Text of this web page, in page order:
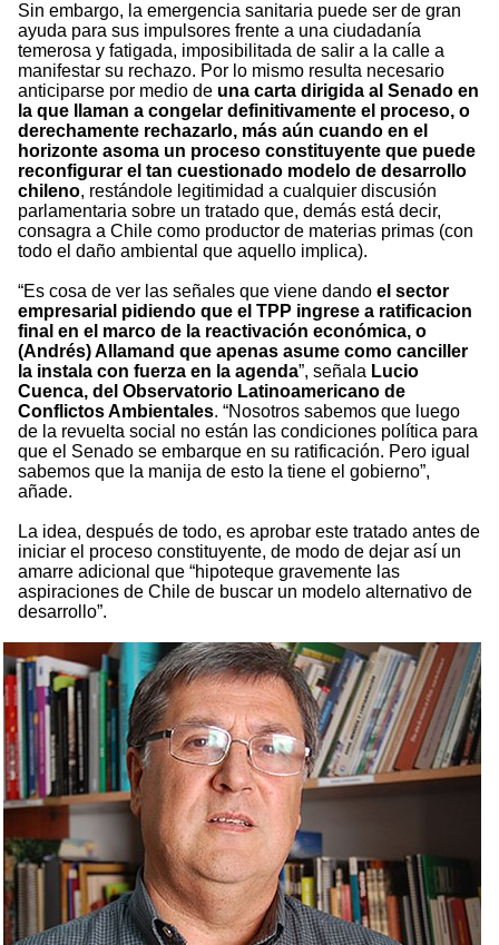
Sin embargo, la emergencia sanitaria puede ser de gran
ayuda para sus impulsores frente a una ciudadanía
temerosa y fatigada, imposibilitada de salir a la calle a
manifestar su rechazo. Por lo mismo resulta necesario
anticiparse por medio de una carta dirigida al Senado en
la que llaman a congelar definitivamente el proceso, o
derechamente rechazarlo, más aún cuando en el
horizonte asoma un proceso constituyente que puede
reconfigurar el tan cuestionado modelo de desarrollo
chileno, restándole legitimidad a cualquier discusión
parlamentaria sobre un tratado que, demás está decir,
consagra a Chile como productor de materias primas (con
todo el daño ambiental que aquello implica).
“Es cosa de ver las señales que viene dando el sector
empresarial pidiendo que el TPP ingrese a ratificacion
final en el marco de la reactivación económica, o
(Andrés) Allamand que apenas asume como canciller
la instala con fuerza en la agenda”, señala Lucio
Cuenca, del Observatorio Latinoamericano de
Conflictos Ambientales. “Nosotros sabemos que luego
de la revuelta social no están las condiciones política para
que el Senado se embarque en su ratificación. Pero igual
sabemos que la manija de esto la tiene el gobierno”,
añade.
La idea, después de todo, es aprobar este tratado antes de
iniciar el proceso constituyente, de modo de dejar así un
amarre adicional que “hipoteque gravemente las
aspiraciones de Chile de buscar un modelo alternativo de
desarrollo”.